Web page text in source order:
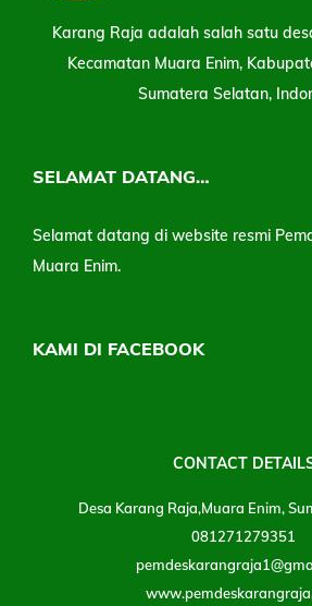
Karang Raja adalah salah satu
Kecamatan Muara Enim,
Sumatera Selatan,
SELAMAT DATANG…
Selamat datang di website resmi
Muara Enim.
KAMI DI FACEBOOK
CONTACT
Desa Karang Raja,Muara Enim,
081271279351